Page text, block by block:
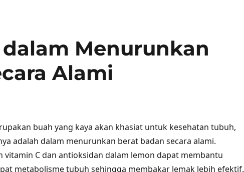
Menurunkan
Alami
buah yang kaya akan khasiat untuk kesehatan tubuh,
adalah dalam menurunkan berat badan secara alami.
vitamin C dan antioksidan dalam lemon dapat membantu
metabolisme tubuh sehingga membakar lemak lebih efektif.